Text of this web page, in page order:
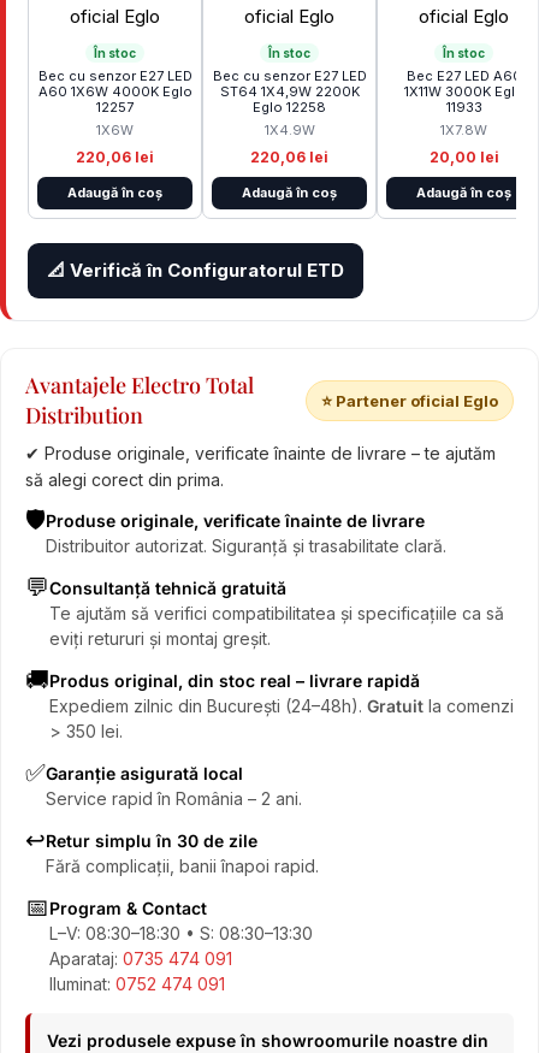
În stoc
Bec cu senzor E27 LED
A60 1X6W 4000K Eglo
12257
1X6W
220,06 lei
Adaugă în coș
În stoc
Bec cu senzor E27 LED
ST64 1X4,9W 2200K
Eglo 12258
1X4.9W
220,06 lei
Adaugă în coș
În stoc
Bec E27 LED A60
1X11W 3000K Eglo
11933
1X7.8W
20,00 lei
Adaugă în coș
📐 Verifică în Configuratorul ETD
Avantajele Electro Total
Distribution
⭐ Partener oficial Eglo
✔ Produse originale, verificate înainte de livrare – te ajutăm
să alegi corect din prima.
🛡️Produse originale, verificate înainte de livrare
Distribuitor autorizat. Siguranță și trasabilitate clară.
💬Consultanță tehnică gratuită
Te ajutăm să verifici compatibilitatea și specificațiile ca să
eviți retururi și montaj greșit.
🚚Produs original, din stoc real – livrare rapidă
Expediem zilnic din București (24–48h). Gratuit la comenzi
> 350 lei.
✅Garanție asigurată local
Service rapid în România – 2 ani.
↩️Retur simplu în 30 de zile
Fără complicații, banii înapoi rapid.
📅Program & Contact
L–V: 08:30–18:30 • S: 08:30–13:30
Aparataj: 0735 474 091
Iluminat: 0752 474 091
Vezi produsele expuse în showroomurile noastre din